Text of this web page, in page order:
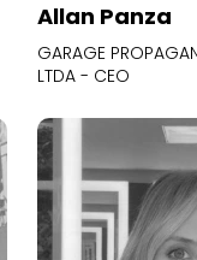
Allan Panza
GARAGE
LTDA - CEO